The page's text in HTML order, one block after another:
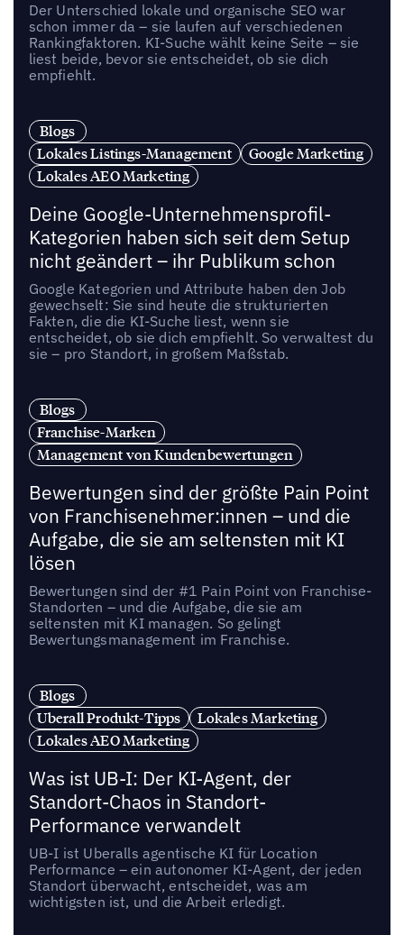
Der Unterschied lokale und organische SEO war
schon immer da – sie laufen auf verschiedenen
Rankingfaktoren. KI-Suche wählt keine Seite – sie
liest beide, bevor sie entscheidet, ob sie dich
empfiehlt.
Blogs
Lokales Listings-Management
Google Marketing
Lokales AEO Marketing
Deine Google-Unternehmensprofil-
Kategorien haben sich seit dem Setup
nicht geändert – ihr Publikum schon
Google Kategorien und Attribute haben den Job
gewechselt: Sie sind heute die strukturierten
Fakten, die die KI-Suche liest, wenn sie
entscheidet, ob sie dich empfiehlt. So verwaltest du
sie – pro Standort, in großem Maßstab.
Blogs
Franchise-Marken
Management von Kundenbewertungen
Bewertungen sind der größte Pain Point
von Franchisenehmer:innen – und die
Aufgabe, die sie am seltensten mit KI
lösen
Bewertungen sind der #1 Pain Point von Franchise-
Standorten – und die Aufgabe, die sie am
seltensten mit KI managen. So gelingt
Bewertungsmanagement im Franchise.
Blogs
Uberall Produkt-Tipps
Lokales Marketing
Lokales AEO Marketing
Was ist UB-I: Der KI-Agent, der
Standort-Chaos in Standort-
Performance verwandelt
UB-I ist Uberalls agentische KI für Location
Performance – ein autonomer KI-Agent, der jeden
Standort überwacht, entscheidet, was am
wichtigsten ist, und die Arbeit erledigt.